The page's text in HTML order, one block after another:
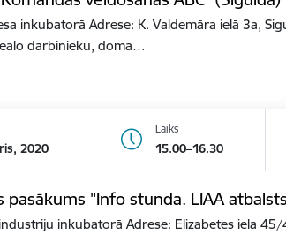
inkubatorā Adrese: K. Valdemāra ielā 3a,
darbinieku, domā…
2020
Laiks
15.00–16.30
pasākums "Info stunda. LIAA
inkubatorā Adrese: Elizabetes iela